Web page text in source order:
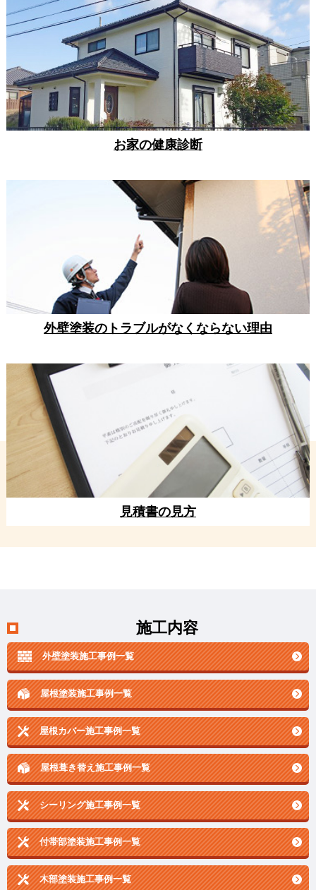
お家の健康診断
外壁塗装のトラブルがなくならない理由
見積書の見方
施工内容
外壁塗装施工事例一覧
屋根塗装施工事例一覧
屋根カバー施工事例一覧
屋根葺き替え施工事例一覧
シーリング施工事例一覧
付帯部塗装施工事例一覧
木部塗装施工事例一覧